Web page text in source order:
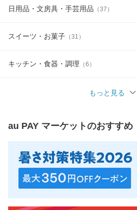
日用品・文房具・手芸用品 （37 ）
スイーツ・お菓子 （31 ）
キッチン・食器・調理 （6 ）
もっと見る
au PAY マーケットのおすすめ